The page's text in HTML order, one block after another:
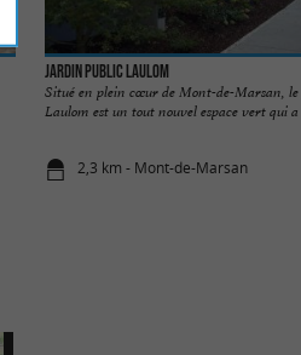
Jardin public Laulom
Situé en plein cœur de Mont-de-Marsan,
Laulom est un tout nouvel espace vert qui a
2,3 km - Mont-de-Marsan